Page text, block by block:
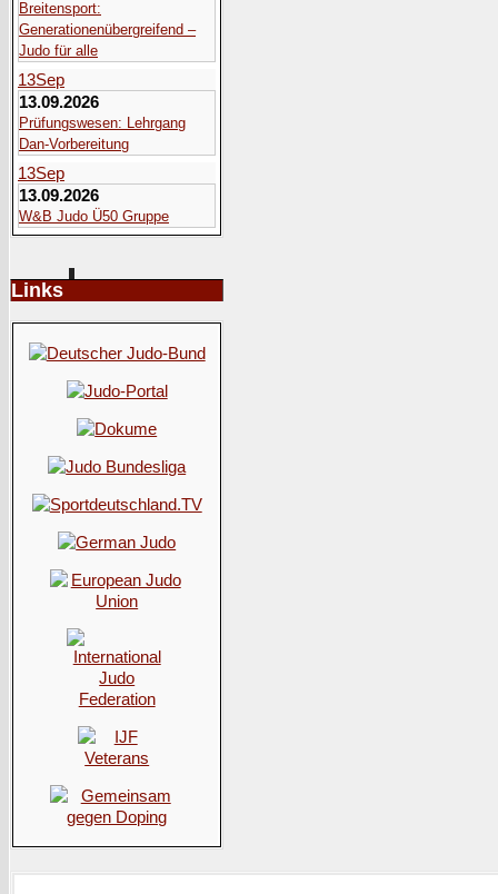
Breitensport:
Generationenübergreifend –
Judo für alle
13Sep
13.09.2026
Prüfungswesen: Lehrgang
Dan-Vorbereitung
13Sep
13.09.2026
W&B Judo Ü50 Gruppe
Links